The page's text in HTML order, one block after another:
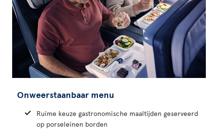
Onweerstaanbaar menu
Ruime keuze gastronomische maaltijden geserveerd
op porseleinen borden